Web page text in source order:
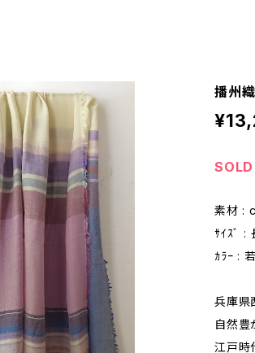
播州
素材 :
ｻｲｽﾞ :
ｶﾗｰ :
兵庫県
自然豊
江戸時